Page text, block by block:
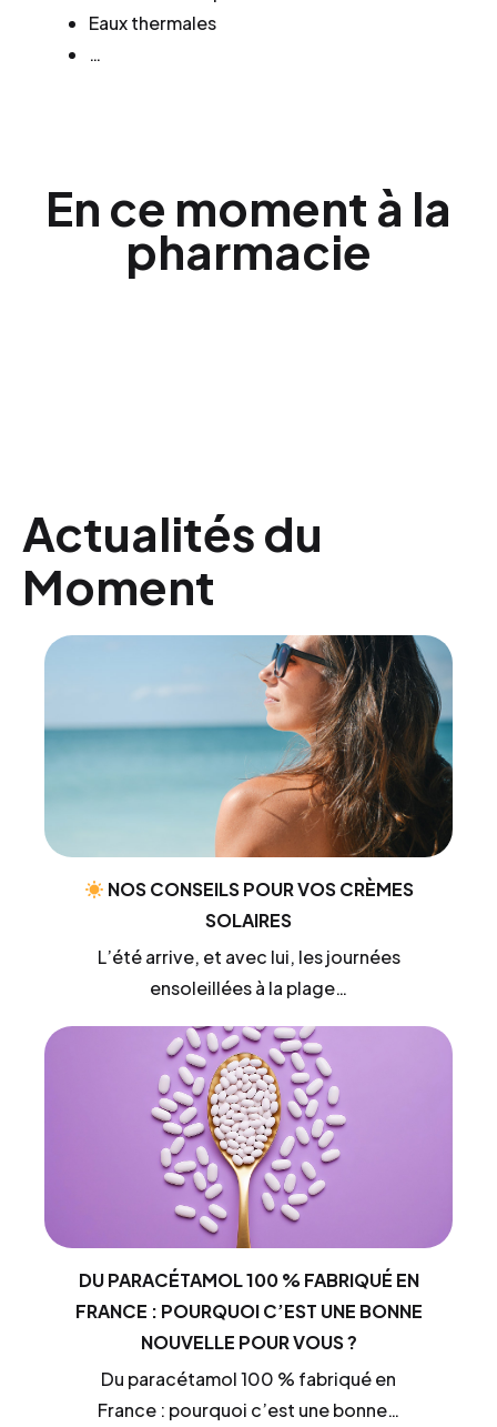
Eaux thermales
…
En ce moment à la
pharmacie
Actualités du
Moment
NOS CONSEILS POUR VOS CRÈMES
SOLAIRES
L’été arrive, et avec lui, les journées
ensoleillées à la plage…
DU PARACÉTAMOL 100 % FABRIQUÉ EN
FRANCE : POURQUOI C’EST UNE BONNE
NOUVELLE POUR VOUS ?
Du paracétamol 100 % fabriqué en
France : pourquoi c’est une bonne…